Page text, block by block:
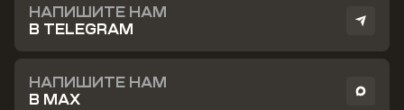
НАПИШИТЕ НАМ
В TELEGRAM
НАПИШИТЕ НАМ
В MAX